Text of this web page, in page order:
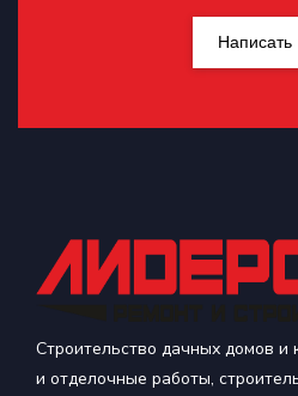
Написать
Строительство дачных домов и
и отделочные работы,